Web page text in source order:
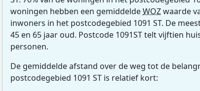
woningen hebben een gemiddeldeWOZwaarde
inwoners in het postcodegebied 1091 ST. De
45 en 65 jaar oud. Postcode 1091ST telt vijftien
personen.
De gemiddelde afstand over de weg tot de
postcodegebied 1091 ST is relatief kort: